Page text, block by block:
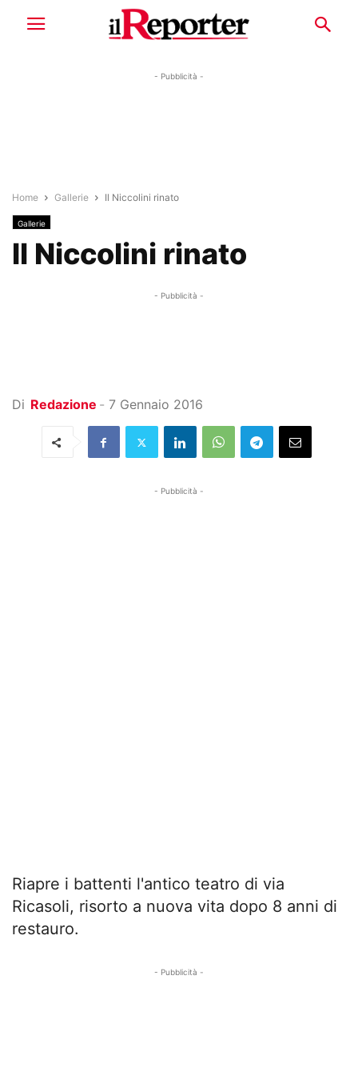
- Pubblicità -
Home Gallerie Il Niccolini rinato
Gallerie
Il Niccolini rinato
- Pubblicità -
Di Redazione - 7 Gennaio 2016
- Pubblicità -
Riapre i battenti l'antico teatro di via
Ricasoli, risorto a nuova vita dopo 8 anni di
restauro.
- Pubblicità -